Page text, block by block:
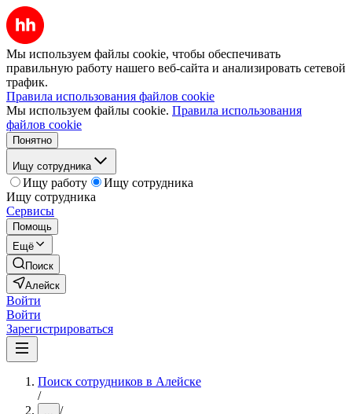
Мы используем файлы cookie, чтобы обеспечивать
правильную работу нашего веб-сайта и анализировать сетевой
трафик.
Правила использования файлов cookie
Мы используем файлы cookie. Правила использования
файлов cookie
Понятно
Ищу сотрудника
Ищу работу
Ищу сотрудника
Ищу сотрудника
Сервисы
Помощь
Ещё
Поиск
Алейск
Войти
Войти
Зарегистрироваться
Поиск сотрудников в Алейске
/
... /